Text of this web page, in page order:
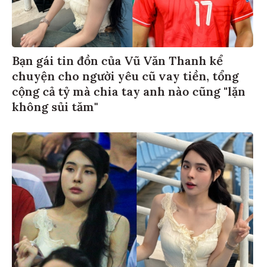
Bạn gái tin đồn của Vũ Văn Thanh kể
chuyện cho người yêu cũ vay tiền, tổng
cộng cả tỷ mà chia tay anh nào cũng "lặn
không sủi tăm"